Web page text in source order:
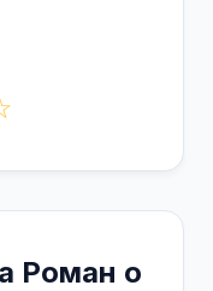
получить
через
Youtube,
Роман о